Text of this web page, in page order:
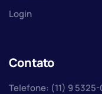
Login
Contato
Telefone: (11) 9